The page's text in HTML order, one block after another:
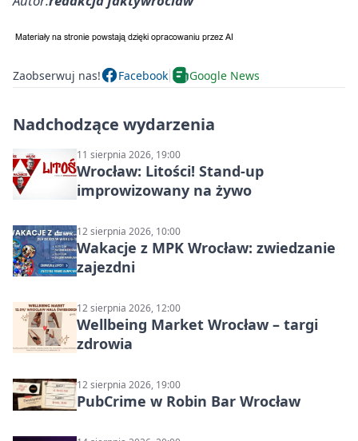
Zaobserwuj nas! Facebook Google News
Nadchodzące wydarzenia
11 sierpnia 2026, 19:00
Wrocław: Litości! Stand-up
improwizowany na żywo
12 sierpnia 2026, 10:00
Wakacje z MPK Wrocław: zwiedzanie
zajezdni
12 sierpnia 2026, 12:00
Wellbeing Market Wrocław – targi
zdrowia
12 sierpnia 2026, 19:00
PubCrime w Robin Bar Wrocław